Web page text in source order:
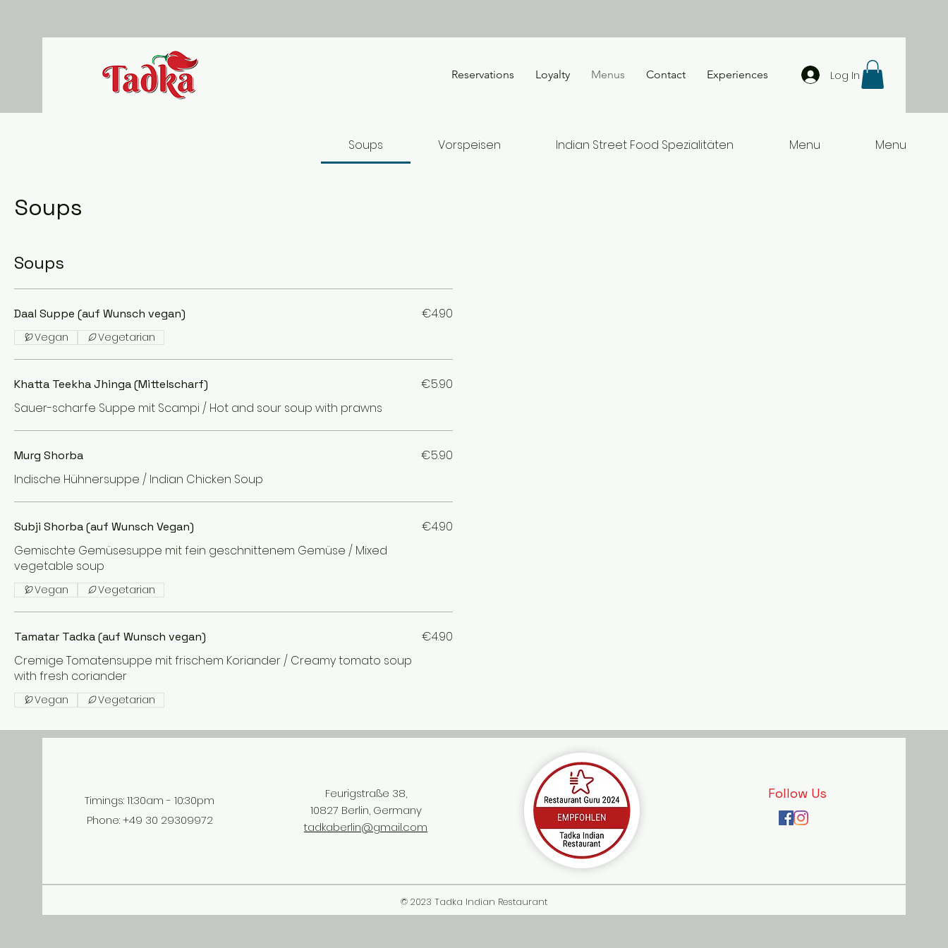
Reservations Loyalty Menus Contact Experiences Log In
Soups Vorspeisen Indian Street Food Spezialitäten Menu Menu
Soups
Soups
Daal Suppe (auf Wunsch vegan) €4.90
Vegan Vegetarian
Khatta Teekha Jhinga (Mittelscharf)
Sauer-scharfe Suppe mit Scampi / Hot and sour soup with prawns
€5.90
Murg Shorba
Indische Hühnersuppe / Indian Chicken Soup
€5.90
Subji Shorba (auf Wunsch Vegan)
Gemischte Gemüsesuppe mit fein geschnittenem Gemüse / Mixed
vegetable soup
€4.90
Vegan Vegetarian
Tamatar Tadka (auf Wunsch vegan)
Cremige Tomatensuppe mit frischem Koriander / Creamy tomato soup
with fresh coriander
€4.90
Vegan Vegetarian
Timings: 11:30am - 10:30pm​
Phone: ‎+49 30 29309972
Feurigstraße 38,
10827 Berlin, Germany
tadkaberlin@gmail.com
Follow Us
© 2023 Tadka Indian Restaurant